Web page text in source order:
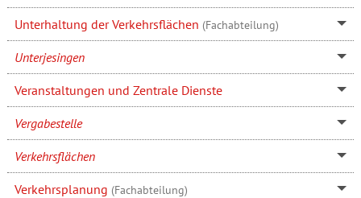
Unterhaltung der Verkehrsflächen (Fachabteilung)
Unterjesingen
Veranstaltungen und Zentrale Dienste
Vergabestelle
Verkehrsflächen
Verkehrsplanung (Fachabteilung)